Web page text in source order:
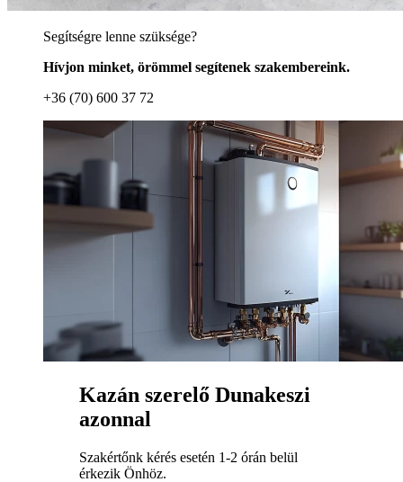
Segítségre lenne szüksége?
Hívjon minket, örömmel segítenek szakembereink.
+36 (70) 600 37 72
Kazán szerelő Dunakeszi
azonnal
Szakértőnk kérés esetén 1-2 órán belül
érkezik Önhöz.